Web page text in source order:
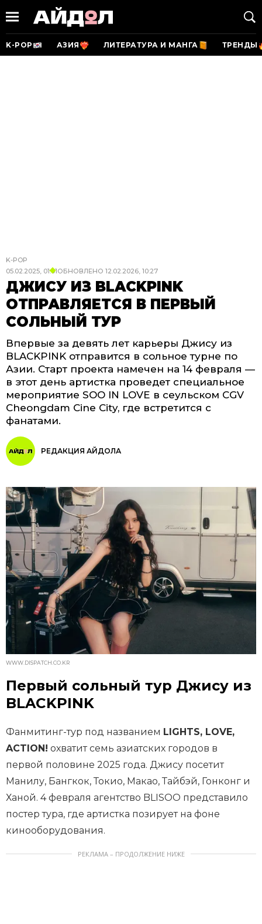
K-POP АЗИЯ ЛИТЕРАТУРА И МАНГА ТРЕНДЫ
K-POP
05.02.2025, 01:01ОБНОВЛЕНО 12.02.2026, 10:27
ДЖИСУ ИЗ BLACKPINK
ОТПРАВЛЯЕТСЯ В ПЕРВЫЙ
СОЛЬНЫЙ ТУР
Впервые за девять лет карьеры Джису из
BLACKPINK отправится в сольное турне по
Азии. Старт проекта намечен на 14 февраля —
в этот день артистка проведет специальное
мероприятие SOO IN LOVE в сеульском CGV
Cheongdam Cine City, где встретится с
фанатами.
РЕДАКЦИЯ АЙДОЛА
WWW.DISPATCH.CO.KR
Первый сольный тур Джису из
BLACKPINK
Фанмитинг-тур под названием LIGHTS, LOVE,
ACTION! охватит семь азиатских городов в
первой половине 2025 года. Джису посетит
Манилу, Бангкок, Токио, Макао, Тайбэй, Гонконг и
Ханой. 4 февраля агентство BLISOO представило
постер тура, где артистка позирует на фоне
кинооборудования.
РЕКЛАМА – ПРОДОЛЖЕНИЕ НИЖЕ